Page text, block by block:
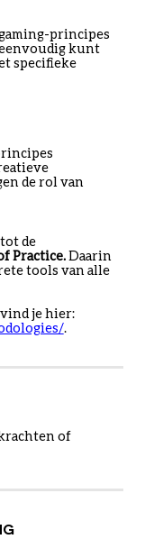
principes
eenvoudig kunt
specifieke
de rol van
de
Practice.Daarin
tools van alle
je hier:
.
of